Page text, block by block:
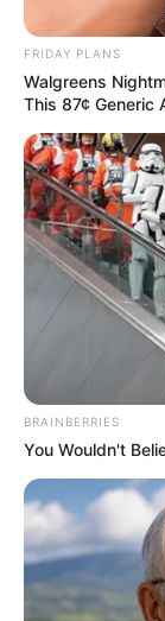
Posted
in
Friss hírek
Végre
Csók
Peti
bySzerző •
FRIDAY PLANS
Walgreens
This 87¢ Generic
BRAINBERRIES
You Wouldn't